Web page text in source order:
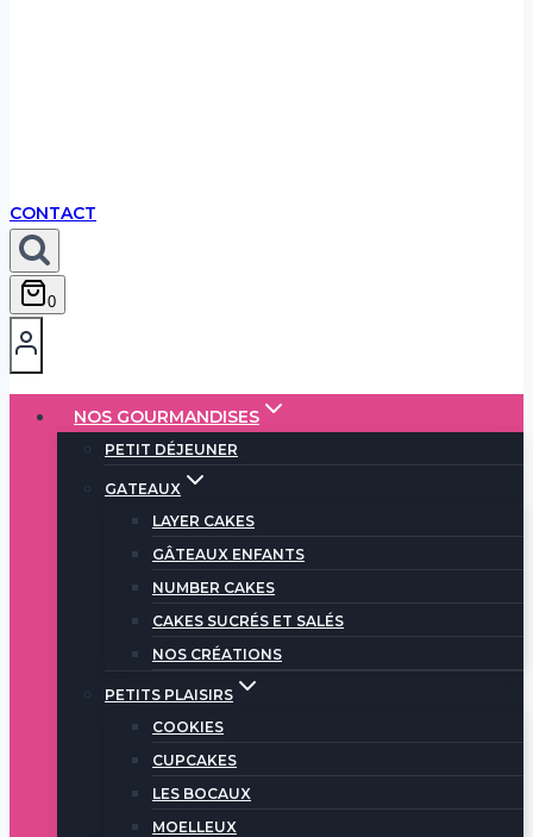
CONTACT
0
NOS GOURMANDISES
PETIT DÉJEUNER
GATEAUX
LAYER CAKES
GÂTEAUX ENFANTS
NUMBER CAKES
CAKES SUCRÉS ET SALÉS
NOS CRÉATIONS
PETITS PLAISIRS
COOKIES
CUPCAKES
LES BOCAUX
MOELLEUX